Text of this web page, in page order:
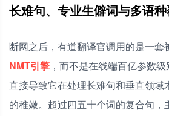
长难句、专业生僻词与多语
断网之后，有道翻译官调用的是一套
NMT引擎 ，而不是在线端百亿参数
直接导致它在处理长难句和垂直领域
的稚嫩。超过四五十个词的复合句，